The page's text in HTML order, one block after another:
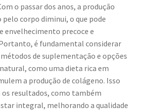
o passar dos anos, a produção
corpo diminui, o que pode
envelhecimento precoce e
é fundamental considerar
de suplementação e opções
como uma dieta rica em
a produção de colágeno. Isso
resultados, como também
integral, melhorando a qualidade